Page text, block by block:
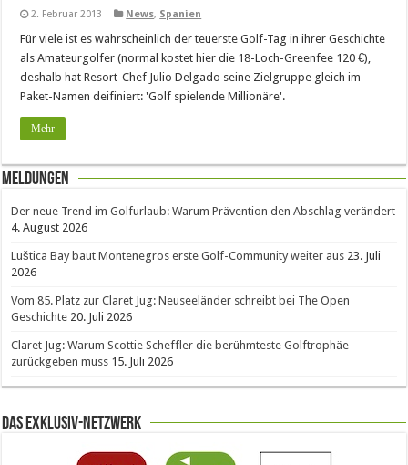
2. Februar 2013 News, Spanien
Für viele ist es wahrscheinlich der teuerste Golf-Tag in ihrer Geschichte
als Amateurgolfer (normal kostet hier die 18-Loch-Greenfee 120 €),
deshalb hat Resort-Chef Julio Delgado seine Zielgruppe gleich im
Paket-Namen deifiniert: 'Golf spielende Millionäre'.
Mehr
Meldungen
Der neue Trend im Golfurlaub: Warum Prävention den Abschlag verändert
4. August 2026
Luštica Bay baut Montenegros erste Golf-Community weiter aus 23. Juli
2026
Vom 85. Platz zur Claret Jug: Neuseeländer schreibt bei The Open
Geschichte 20. Juli 2026
Claret Jug: Warum Scottie Scheffler die berühmteste Golftrophäe
zurückgeben muss 15. Juli 2026
Das Exklusiv-Netzwerk